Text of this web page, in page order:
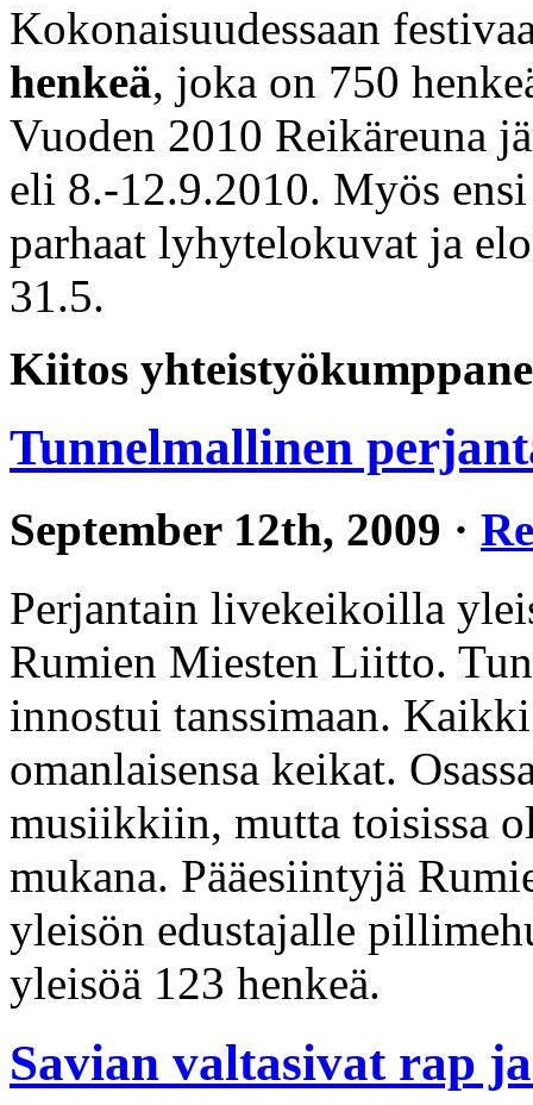
Kokonaisuudessaan
henkeä, joka on 750
Vuoden 2010 Reikäreuna
eli 8.-12.9.2010. Myös
parhaat lyhytelokuvat ja
31.5.
Kiitos
Tunnelmallinen
September 12th, 2009 ·
Perjantain livekeikoilla
Rumien Miesten Liitto.
innostui tanssimaan.
omanlaisensa keikat.
musiikkiin, mutta toisissa
mukana. Pääesiintyjä
yleisön edustajalle
yleisöä 123 henkeä.
Savian valtasivat rap